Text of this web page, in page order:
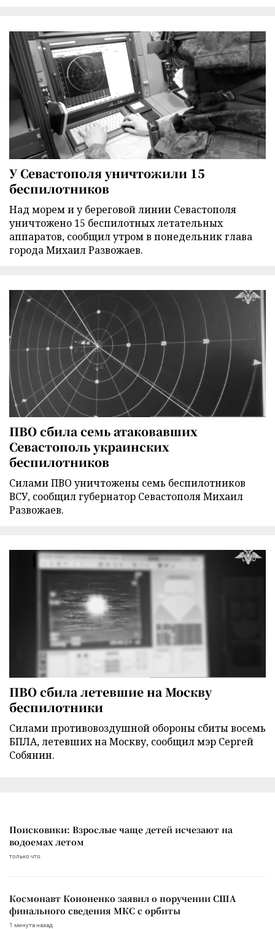
У Севастополя уничтожили 15
беспилотников
Над морем и у береговой линии Севастополя
уничтожено 15 беспилотных летательных
аппаратов, сообщил утром в понедельник глава
города Михаил Развожаев.
ПВО сбила семь атаковавших
Севастополь украинских
беспилотников
Силами ПВО уничтожены семь беспилотников
ВСУ, сообщил губернатор Севастополя Михаил
Развожаев.
ПВО сбила летевшие на Москву
беспилотники
Силами противовоздушной обороны сбиты восемь
БПЛА, летевших на Москву, сообщил мэр Сергей
Собянин.
Поисковики: Взрослые чаще детей исчезают на
водоемах летом
только что
Космонавт Кононенко заявил о поручении США
финального сведения МКС с орбиты
1 минута назад